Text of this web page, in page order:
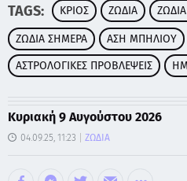
Κυριακή 9 Αυγούστου 2026
04.09.25, 11:23 ΖΩΔΙΑ
TAGS: ΚΡΙΟΣ ΖΩΔΙΑ
ΖΩΔΙΑ ΣΗΜΕΡΑ
ΑΣΗ ΜΠΗΛΙΟΥ
ΑΣΤΡΟΛΟΓΙΚΕΣ ΠΡΟΒΛΕΨΕΙΣ